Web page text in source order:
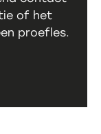
of het
proefles.